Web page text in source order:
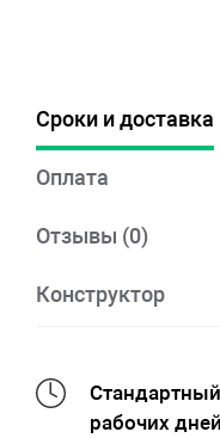
Сроки и доставка
Оплата
Отзывы (0)
Конструктор
рабочих дней